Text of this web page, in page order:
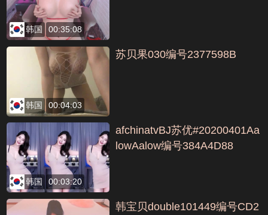
韩国 00:35:08
韩国 00:04:03
苏贝果030编号2377598B
韩国 00:03:20
afchinatvBJ苏优#20200401Aa
lowAalow编号384A4D88
韩宝贝double101449编号CD2